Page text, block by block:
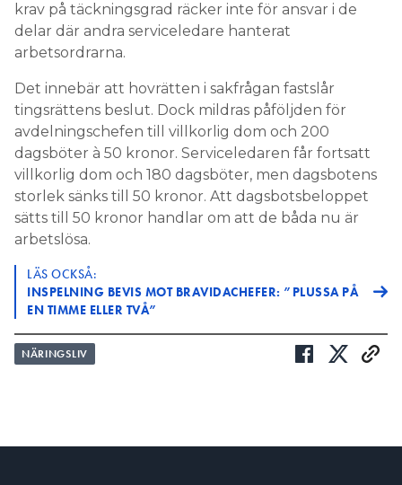
krav på täckningsgrad räcker inte för ansvar i de
delar där andra serviceledare hanterat
arbetsordrarna.
Det innebär att hovrätten i sakfrågan fastslår
tingsrättens beslut. Dock mildras påföljden för
avdelningschefen till villkorlig dom och 200
dagsböter à 50 kronor. Serviceledaren får fortsatt
villkorlig dom och 180 dagsböter, men dagsbotens
storlek sänks till 50 kronor. Att dagsbotsbeloppet
sätts till 50 kronor handlar om att de båda nu är
arbetslösa.
LÄS OCKSÅ:
INSPELNING BEVIS MOT BRAVIDACHEFER: ”PLUSSA PÅ
EN TIMME ELLER TVÅ”
NÄRINGSLIV